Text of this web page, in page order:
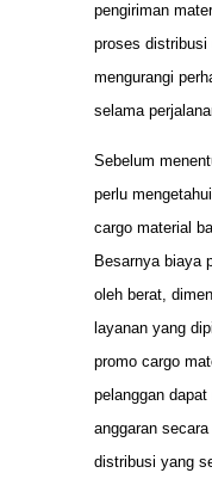
pengiriman
proses distribusi
mengurangi
selama
Sebelum
perlu
cargo material
Besarnya biaya
oleh berat,
layanan yang
promo cargo
pelanggan
anggaran
distribusi yang